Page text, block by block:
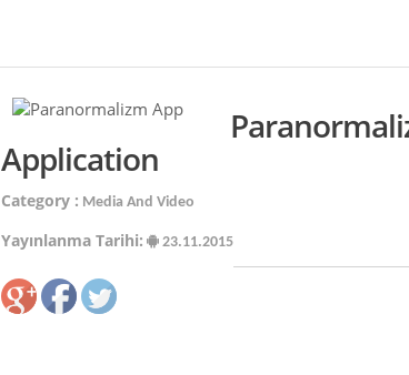
Application
Category : Media And Video
Yayınlanma Tarihi: 23.11.2015